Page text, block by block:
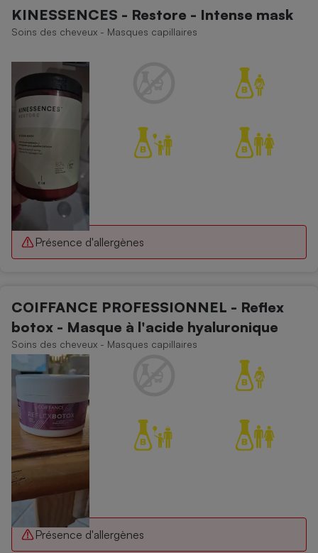
KINESSENCES - Restore - Intense mask
Soins des cheveux - Masques capillaires
Présence d'allergènes
COIFFANCE PROFESSIONNEL - Reflex
botox - Masque à l'acide hyaluronique
Soins des cheveux - Masques capillaires
Présence d'allergènes